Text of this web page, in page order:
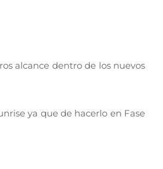
alcance dentro de los nuevos
ya que de hacerlo en Fase